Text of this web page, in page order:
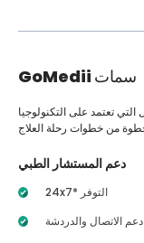
GoMedii سمات
تعتمد على التكنولوجيا
دعم المستشار الطبي
24x7* التوفر
دعم الاتصال والدردشة